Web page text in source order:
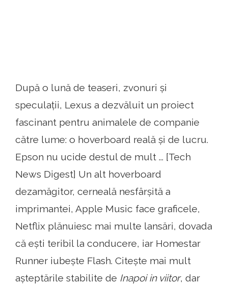
După o lună de teaseri, zvonuri și
speculații, Lexus a dezvăluit un proiect
fascinant pentru animalele de companie
către lume: o hoverboard reală și de lucru.
Epson nu ucide destul de mult ... [Tech
News Digest] Un alt hoverboard
dezamăgitor, cerneală nesfârșită a
imprimantei, Apple Music face graficele,
Netflix plănuiesc mai multe lansări, dovada
că ești teribil la conducere, iar Homestar
Runner iubește Flash. Citește mai mult
așteptările stabilite de Inapoi in viitor, dar